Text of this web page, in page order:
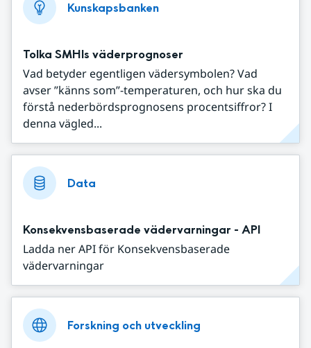
Kunskapsbanken
Tolka SMHIs väderprognoser
Vad betyder egentligen vädersymbolen? Vad
avser ”känns som”-temperaturen, och hur ska du
förstå nederbördsprognosens procentsiffror? I
denna vägled...
Data
Konsekvensbaserade vädervarningar - API
Ladda ner API för Konsekvensbaserade
vädervarningar
Forskning och utveckling